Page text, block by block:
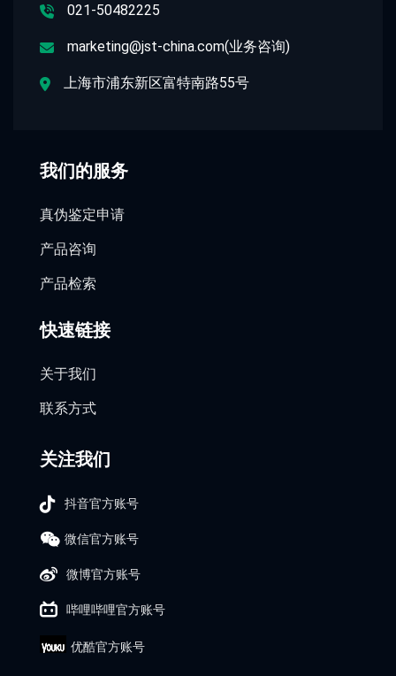
021-50482225
marketing@jst-china.com(业务咨询)
上海市浦东新区富特南路55号
我们的服务
真伪鉴定申请
产品咨询
产品检索
快速链接
关于我们
联系方式
关注我们
抖音官方账号
微信官方账号
微博官方账号
哔哩哔哩官方账号
优酷官方账号